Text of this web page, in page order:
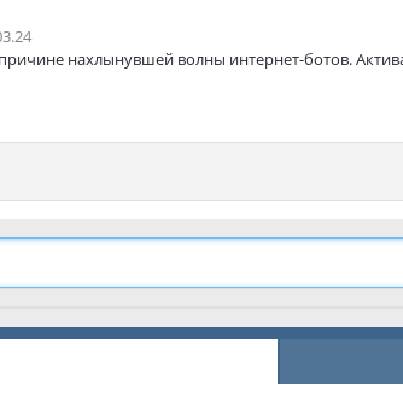
нахлынувшей волны интернет-ботов.